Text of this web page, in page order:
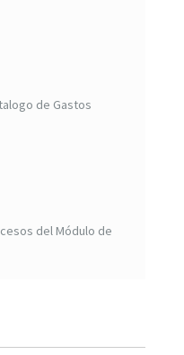
de Gastos
del Módulo de